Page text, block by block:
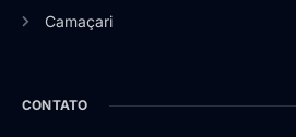
Camaçari
CONTATO